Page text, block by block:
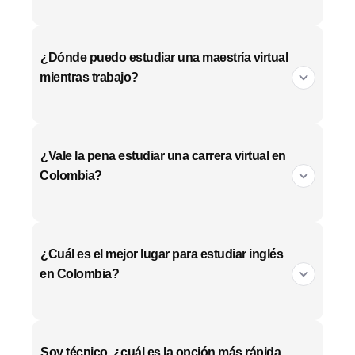
¿Dónde puedo estudiar una maestría virtual
mientras trabajo?
¿Vale la pena estudiar una carrera virtual en
Colombia?
¿Cuál es el mejor lugar para estudiar inglés
en Colombia?